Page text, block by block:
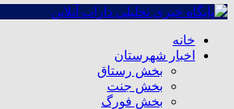
خانه
اخبار شهرستان
بخش رستاق
بخش جنت
بخش فورگ